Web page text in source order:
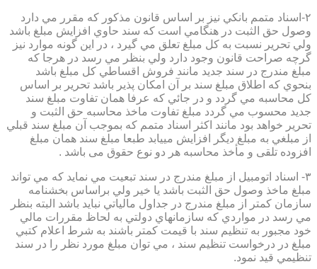
۲-اسناد متمم بانكي نيز بر اساس قانون مذكور كه مقرر مي دارد
وصول حق الثبت در هنگامي است كه سند حاوي افزايش مبلغ باشد
ولي تحرير نسبت به كل مبلغ تعلق مي گيرد ، در اين گونه موارد نيز
گرچه صراحت قانون وجود دارد ولي بنظر مي رسد در هرجا كه
مبلغ مندرج در سند جديد مانند فروش اقساطي كل مبلغ باشد
بنحوي كه اطلاق مبلغ سند بر آن امكان پذير باشد تحرير بر اساس
كل محاسبه مي گردد و در جائي كه عرفا همان تفاوت مبلغ سند
جديد محسوب مي گردد مبلغ تفاوت ماخذ محاسبه حق الثبت و
تحرير خواهد بود مانند اكثر اسناد متمم كه بموجب آن مبلغ سند قبلي
از مبلغي به مبلغ ديگر افزايش مييابد طبعا مبلغ سند همان مبلغ
افزوده تلقی و مأخذ محاسبه هر دو نوع حقوق می باشد .
۳- اسناد اتومبيل از مبلغ مندرج در سند تبعيت مي نمايد كه مي تواند
مبلغ ماخذ وصول حق الثبت باشد يا خير ولي براساس بخشنامه
سازمان كمتر از مبلغ مندرج در جداول مالياتي نبايد باشد البته بنظر
مي رسد در مواردي كه سازمانهاي دولتي به لحاظ مقررات مالي
خود مجبور به تنظيم سند با قيمت كمتر باشند به شرط اعلام كتبي
مبلغ در درخواست تنظيم سند ، مي توان مبلغ مورد نظر را در سند
تنظيمي قيد نمود.